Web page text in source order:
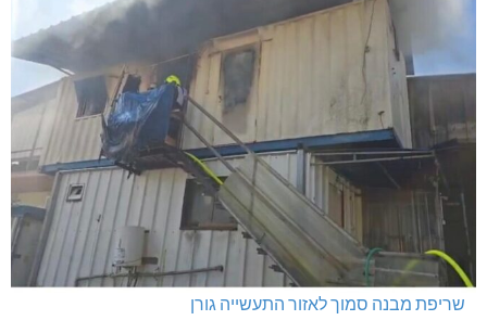
שריפת מבנה סמוך לאזור התעשייה גורן